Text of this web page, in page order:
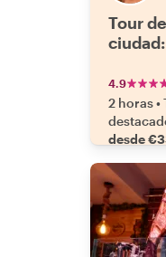
Tour
4.9
2 horas•
desde